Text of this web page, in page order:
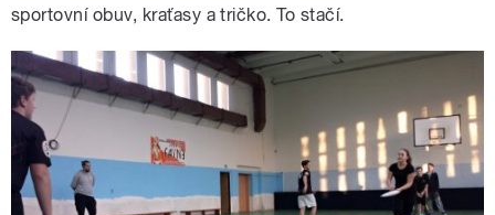
sportovní obuv, kraťasy a tričko. To stačí.